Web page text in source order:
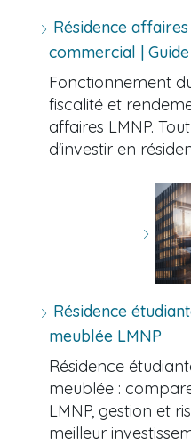
Résidence
commercial |
Fonctionnement
fiscalité et
affaires LMNP.
d'investir en
Résidence
meublée LMNP
Résidence
meublée :
LMNP, gestion et
meilleur